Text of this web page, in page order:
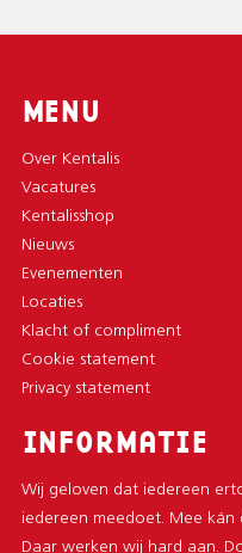
MENU
Over Kentalis
Vacatures
Kentalisshop
Nieuws
Evenementen
Locaties
Klacht of compliment
Cookie statement
Privacy statement
INFORMATIE
Wij geloven dat iedereen
iedereen meedoet. Mee
Daar werken wij hard aan.